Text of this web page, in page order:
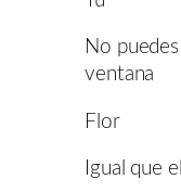
No
ventana
Flor
Igual que